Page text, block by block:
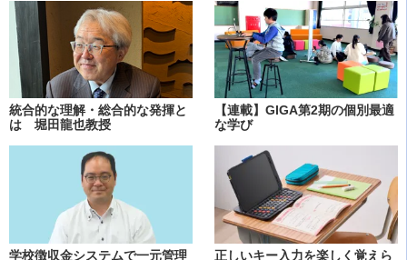
統合的な理解・総合的な発揮と
は 堀田龍也教授
【連載】GIGA第2期の個別最適
な学び
学校徴収金システムで一元管理
正しいキー入力を楽しく覚えら